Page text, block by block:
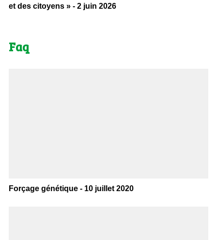
et des citoyens » - 2 juin 2026
Faq
Forçage génétique - 10 juillet 2020